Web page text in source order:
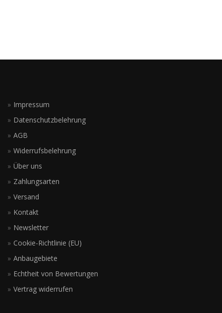
Impressum
Datenschutzbelehrung
AGB
Widerrufsbelehrung
Über uns
Zahlungsarten
Versand
Kontakt
Newsletter
Cookie-Richtlinie (EU)
Anbaugebiete
Echtheit von Bewertungen
Vertrag widerrufen